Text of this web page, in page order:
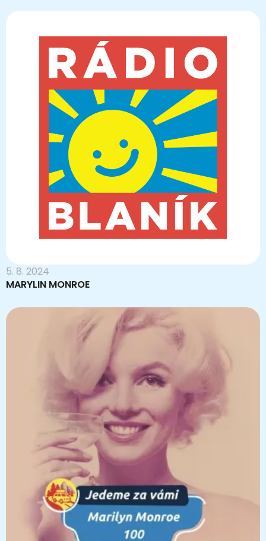
5. 8. 2024
MARYLIN MONROE